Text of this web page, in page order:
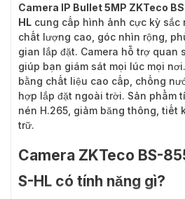
Camera IP Bullet 5MP ZKTeco
HL cung cấp hình ảnh cực kỳ sắc
chất lượng cao, góc nhìn rộng,
gian lắp đặt. Camera hỗ trợ quan
giúp bạn giám sát mọi lúc mọi
bằng chất liệu cao cấp, chống
hợp lắp đặt ngoài trời. Sản phẩm
nén H.265, giảm băng thông, tiết
trữ.
Camera ZKTeco BS-
S-HL có tính năng gì?